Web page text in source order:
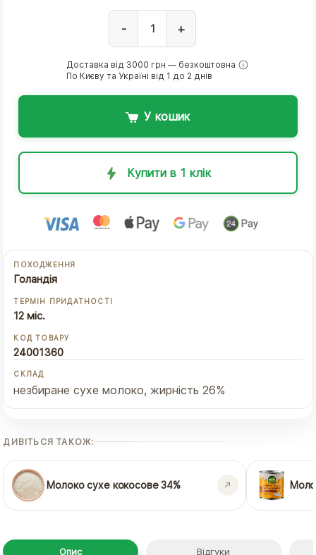
- +
Доставка від 3000 грн — безкоштовна
По Києву та Україні від 1 до 2 днів
У кошик
Купити в 1 клік
ПОХОДЖЕННЯ
Голандія
ТЕРМІН ПРИДАТНОСТІ
12 міс.
КОД ТОВАРУ
24001360
СКЛАД
незбиране сухе молоко, жирність 26%
ДИВІТЬСЯ ТАКОЖ:
Молоко сухе кокосове 34%
Опис Відгуки